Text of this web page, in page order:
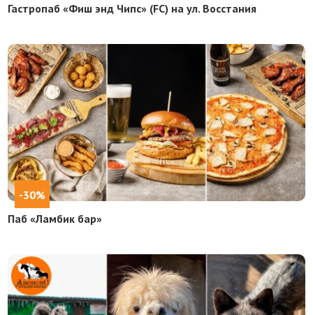
Гастропаб «Фиш энд Чипс» (FC) на ул. Восстания
-30%
Паб «Ламбик бар»